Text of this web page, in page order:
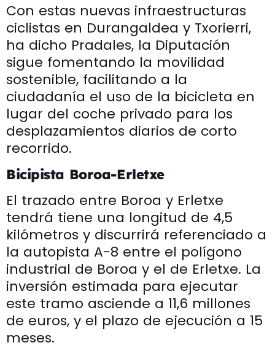
Con estas nuevas infraestructuras
ciclistas en Durangaldea y Txorierri,
ha dicho Pradales, la Diputación
sigue fomentando la movilidad
sostenible, facilitando a la
ciudadanía el uso de la bicicleta en
lugar del coche privado para los
desplazamientos diarios de corto
recorrido.
Bicipista Boroa-Erletxe
El trazado entre Boroa y Erletxe
tendrá tiene una longitud de 4,5
kilómetros y discurrirá referenciado a
la autopista A-8 entre el polígono
industrial de Boroa y el de Erletxe. La
inversión estimada para ejecutar
este tramo asciende a 11,6 millones
de euros, y el plazo de ejecución a 15
meses.